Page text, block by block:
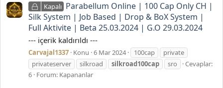
Kapalı Parabellum Online | 100 Cap Only CH |
Silk System | Job Based | Drop & BoX System |
Full Aktivite | Beta 25.03.2024 | G.O 29.03.2024
--- içerik kaldırıldı ---
Carvajal1337 Konu 6 Mar 2024 100cap
private
privateserver
silkroad silkroad100cap sro
Cevaplar:
6 Forum: Kapananlar